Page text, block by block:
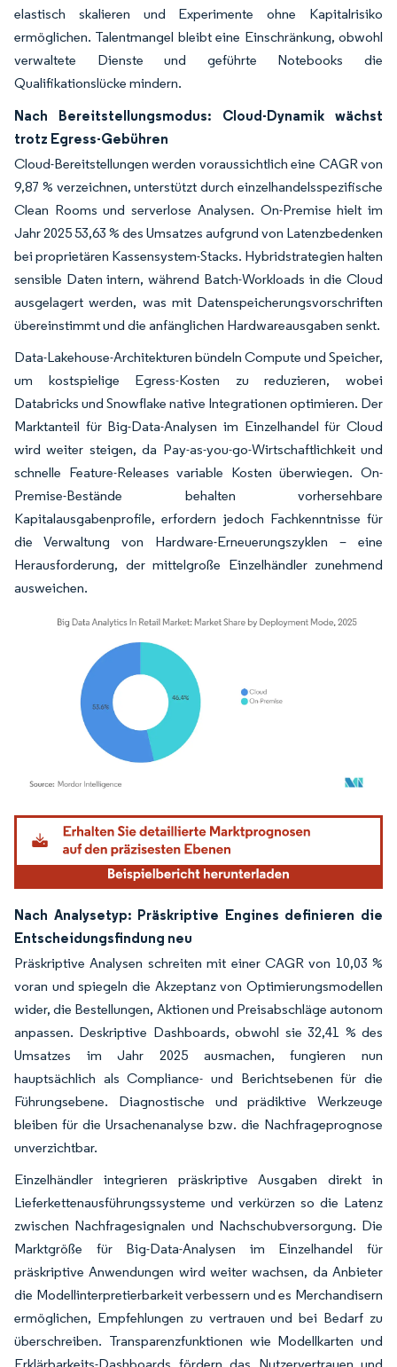
elastisch skalieren und Experimente ohne Kapitalrisiko
ermöglichen. Talentmangel bleibt eine Einschränkung, obwohl
verwaltete Dienste und geführte Notebooks die
Qualifikationslücke mindern.
Nach Bereitstellungsmodus: Cloud-Dynamik wächst
trotz Egress-Gebühren
Cloud-Bereitstellungen werden voraussichtlich eine CAGR von
9,87 % verzeichnen, unterstützt durch einzelhandelsspezifische
Clean Rooms und serverlose Analysen. On-Premise hielt im
Jahr 2025 53,63 % des Umsatzes aufgrund von Latenzbedenken
bei proprietären Kassensystem-Stacks. Hybridstrategien halten
sensible Daten intern, während Batch-Workloads in die Cloud
ausgelagert werden, was mit Datenspeicherungsvorschriften
übereinstimmt und die anfänglichen Hardwareausgaben senkt.
Data-Lakehouse-Architekturen bündeln Compute und Speicher,
um kostspielige Egress-Kosten zu reduzieren, wobei
Databricks und Snowflake native Integrationen optimieren. Der
Marktanteil für Big-Data-Analysen im Einzelhandel für Cloud
wird weiter steigen, da Pay-as-you-go-Wirtschaftlichkeit und
schnelle Feature-Releases variable Kosten überwiegen. On-
Premise-Bestände behalten vorhersehbare
Kapitalausgabenprofile, erfordern jedoch Fachkenntnisse für
die Verwaltung von Hardware-Erneuerungszyklen – eine
Herausforderung, der mittelgroße Einzelhändler zunehmend
ausweichen.
Bild © Mordor Intelligence. Wiederverwendung erfordert Namensnennung gemäß
Nach Analysetyp: Präskriptive Engines definieren die
Entscheidungsfindung neu
Präskriptive Analysen schreiten mit einer CAGR von 10,03 %
voran und spiegeln die Akzeptanz von Optimierungsmodellen
wider, die Bestellungen, Aktionen und Preisabschläge autonom
anpassen. Deskriptive Dashboards, obwohl sie 32,41 % des
Umsatzes im Jahr 2025 ausmachen, fungieren nun
hauptsächlich als Compliance- und Berichtsebenen für die
Führungsebene. Diagnostische und prädiktive Werkzeuge
bleiben für die Ursachenanalyse bzw. die Nachfrageprognose
unverzichtbar.
Einzelhändler integrieren präskriptive Ausgaben direkt in
Lieferkettenausführungssysteme und verkürzen so die Latenz
zwischen Nachfragesignalen und Nachschubversorgung. Die
Marktgröße für Big-Data-Analysen im Einzelhandel für
präskriptive Anwendungen wird weiter wachsen, da Anbieter
die Modellinterpretierbarkeit verbessern und es Merchandisern
ermöglichen, Empfehlungen zu vertrauen und bei Bedarf zu
überschreiben. Transparenzfunktionen wie Modellkarten und